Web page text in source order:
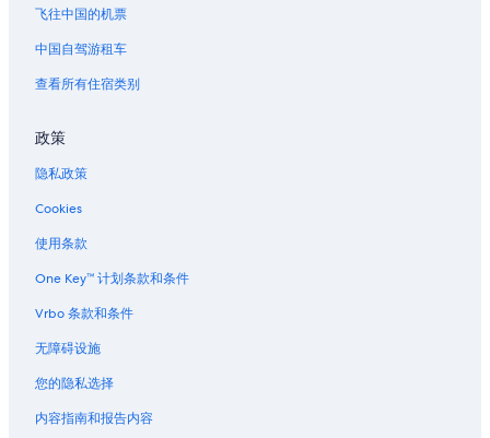
丹佛县的酒店
丹佛县的家庭旅馆
丹佛县的青年旅舍
位于樱桃溪的设有泳池的酒店
位于山顶的商务酒店
位于山顶的家庭式酒店
位于山顶的历史风格酒店
飞往中国的机票
中国自驾游租车
查看所有住宿类别
政策
隐私政策
Cookies
使用条款
One Key™ 计划条款和条件
Vrbo 条款和条件
无障碍设施
您的隐私选择
内容指南和报告内容